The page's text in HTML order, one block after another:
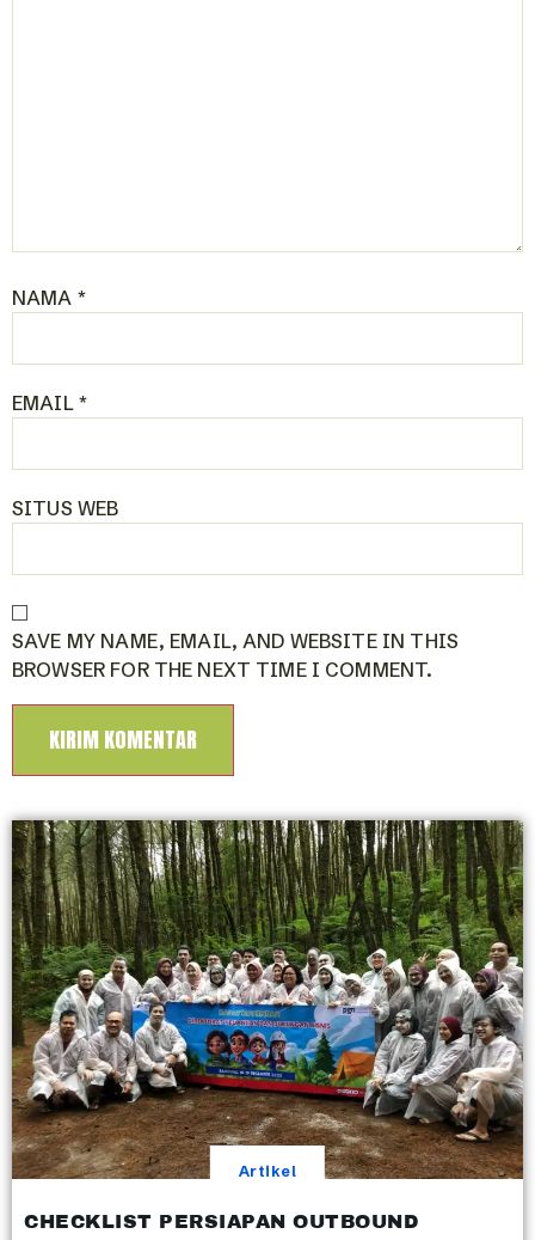
NAMA *
EMAIL *
SITUS WEB
SAVE MY NAME, EMAIL, AND WEBSITE IN THIS
BROWSER FOR THE NEXT TIME I COMMENT.
Artikel
CHECKLIST PERSIAPAN OUTBOUND